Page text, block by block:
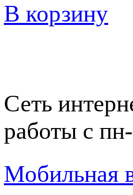
В корзину
Сеть
работы с
Мобильная